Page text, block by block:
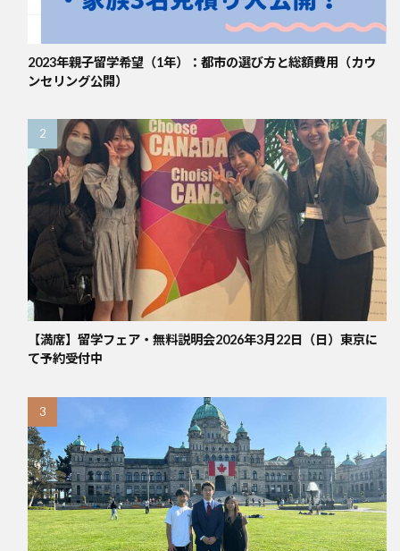
2023年親子留学希望（1年）：都市の選び方と総額費用（カウ
ンセリング公開）
【満席】留学フェア・無料説明会2026年3月22日（日）東京に
て予約受付中